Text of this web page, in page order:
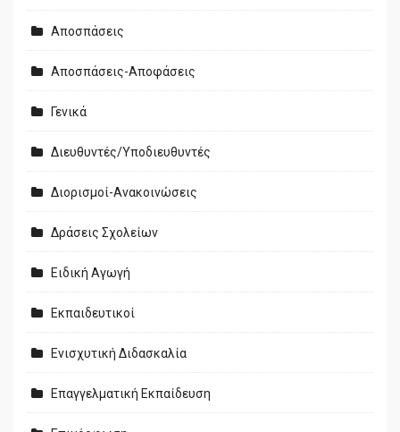
Αποσπάσεις
Αποσπάσεις-Αποφάσεις
Γενικά
Διευθυντές/Υποδιευθυντές
Διορισμοί-Ανακοινώσεις
Δράσεις Σχολείων
Ειδική Αγωγή
Εκπαιδευτικοί
Ενισχυτική Διδασκαλία
Επαγγελματική Εκπαίδευση